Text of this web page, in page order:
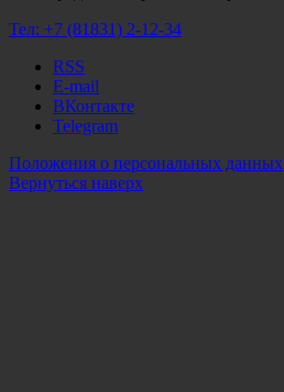
Тел: +7 (81831) 2-12-34
RSS
E-mail
ВКонтакте
Telegram
Положения о персональных данных
Вернуться наверх